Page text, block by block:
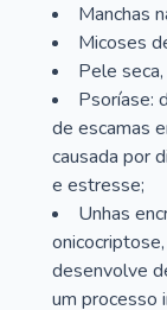
Manchas
Micoses
Pele
Psoríase:
de escamas
causada por
e estresse;
Unhas
desenvolve
um processo